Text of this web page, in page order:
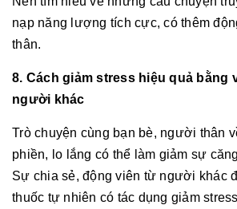
nạp năng lượng tích cực, có thêm
thân.
8. Cách giảm stress hiệu quả bằng
người khác
Trò chuyện cùng bạn bè, người thân
phiền, lo lắng có thể làm giảm sự
Sự chia sẻ, động viên từ người khác
thuốc tự nhiên có tác dụng giảm